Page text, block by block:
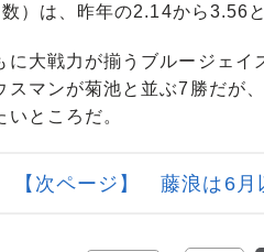
）は、昨年の2.14から3.56
大戦力が揃うブルージェイ
スマンが菊池と並ぶ7勝だが
いところだ。
【次ページ】 藤浪は6月